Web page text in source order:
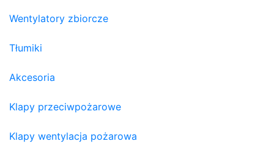
Wentylatory zbiorcze
Tłumiki
Akcesoria
Klapy przeciwpożarowe
Klapy wentylacja pożarowa